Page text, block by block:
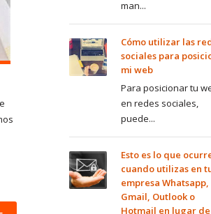
man...
Cómo utilizar las
sociales para
mi web
Para posicionar tu
en redes sociales,
puede...
Esto es lo que
cuando utilizas en
empresa Whatsapp,
Gmail, Outlook o
Hotmail en lugar de